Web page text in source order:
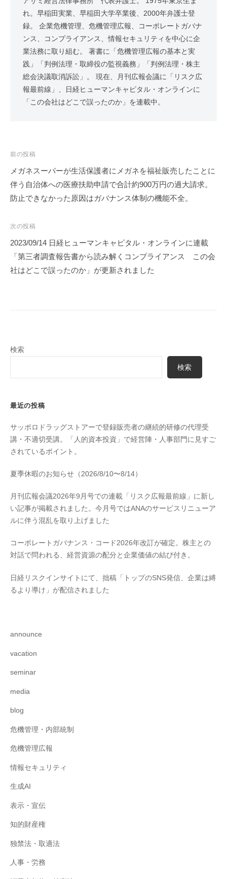
れ。早稲田実業、早稲田大学卒業後、2000年弁護士登
録。 企業危機管理、危機管理広報、コーポレートガバナ
ンス、コンプライアンス、情報セキュリティを中心に企
業法務に取り組む。 著書に「危機管理広報の基本と実
践」「判例法理・取締役の監視義務」「判例法理・株主
総会決議取消訴訟」。 現在、月刊広報会議に「リスク広
報最前線」、日経ヒューマンキャピタル・オンラインに
「この会社はどこで誤ったのか」を連載中。
投
稿
ナ
ビ
ー
シ
ョ
ン
前の投稿
メガネスーパーが生活保護者にメガネを福祉販売したことに
伴う自治体への医療扶助申請で合計約900万円の過大請求。
防止できなかった原因はガバナンス体制の機能不全。
次の投稿
2023/09/14 日経ヒューマンキャピタル・オンラインに連載
「第三者調査報告書から読み解くコンプライアンス この会
社はどこで誤ったのか」が更新されました
検索
検索
最近の投稿
サッポロドラッグストアーで登録販売者の継続的研修の代理受
講・不適切受講。「人的資本投資」で経営陣・人事部門に見すご
されているポイント。
夏季休暇のお知らせ（2026/8/10〜8/14）
月刊広報会議2026年9月号での連載「リスク広報最前線」に新し
い記事が掲載されました。今月号ではANAのサービスリニューア
ルに伴う混乱を取り上げました
コーポレートガバナンス・コード2026年改訂が確定。株主との
対話で問われる、経営資源の配分と企業価値の結び付き。
日経リスクインサイトにて、拙稿「トップのSNS発信、企業は縛
るより導け」が配信されました
announce
vacation
seminar
media
blog
危機管理・内部統制
危機管理広報
情報セキュリティ
生成AI
表示・宣伝
知的財産権
独禁法・取適法
人事・労務